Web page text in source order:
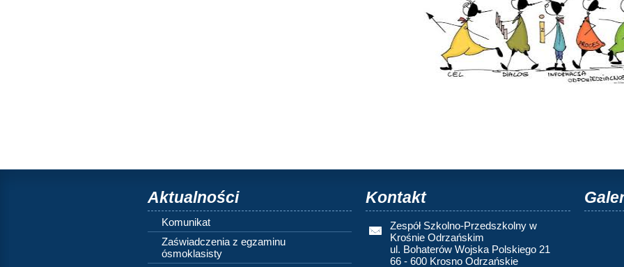
Aktualności
Komunikat
Zaświadczenia z egzaminu
ósmoklasisty
Kontakt
Zespół Szkolno-Przedszkolny w
Krośnie Odrzańskim
ul. Bohaterów Wojska Polskiego 21
66 - 600 Krosno Odrzańskie